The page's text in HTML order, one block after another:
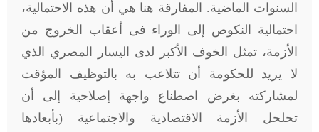
السنوات الماضية. المفارقة هنا هي أن هذه الاحتمالية،
احتمالية النكوص إلى الوراء فى أعقاب الخروج من
الأزمة، تمثل الخوف الأكبر لدى اليسار المصري الذي
لا يريد للحكومة أن تتلاعب به بالتوظيف المؤقت
لمشاركته بغرض اصطناع واجهة إصلاحية إلى أن
تحلحل الأزمة الاقتصادية والاجتماعية (بأبعادها